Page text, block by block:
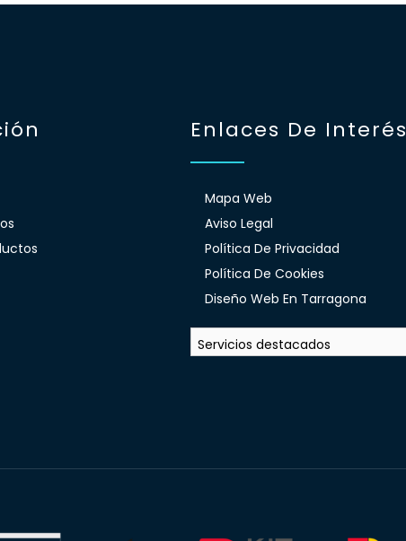
Enlaces De Interés
Mapa Web
Aviso Legal
Política De Privacidad
Política De Cookies
Diseño Web En Tarragona